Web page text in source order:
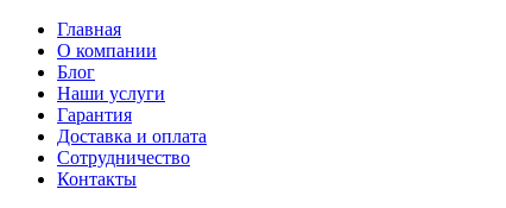
Главная
О компании
Блог
Наши услуги
Гарантия
Доставка и оплата
Сотрудничество
Контакты